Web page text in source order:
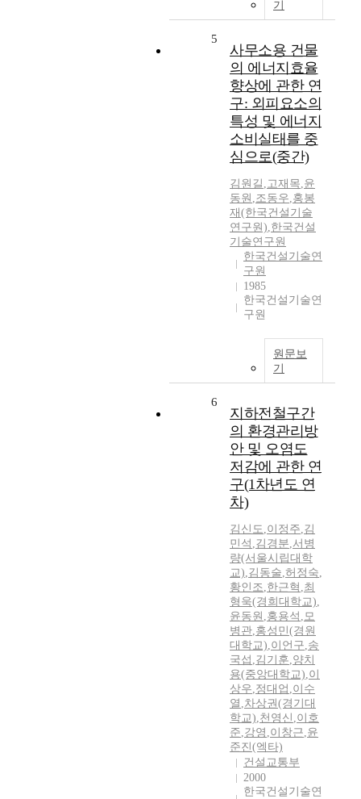
기
5
사무소용 건물
의 에너지효율
향상에 관한 연
구: 외피요소의
특성 및 에너지
소비실태를 중
심으로(중간)
김원길 ,고재목,윤
동원 ,조동우,홍봉
재(한국건설기술
연구원),한국건설
기술연구원
한국건설기술연
구원
1985
한국건설기술연
구원
원문보
기
6
지하전철구간
의 환경관리방
안 및 오염도
저감에 관한 연
구(1차년도 연
차)
김신도,이정주,김
민석 ,김경분,서병
량(서울시립대학
교),김동술,허정숙,
황인조,한근혁 ,최
형욱(경희대학교),
윤동원 ,홍용석 ,모
병관,홍성민(경원
대학교),이언구,송
국섭 ,김기훈,양치
용(중앙대학교),이
상우,정대업 ,이수
열 ,차상권(경기대
학교),천영신 ,이호
준,강영 ,이창근,윤
준진(엑타)
건설교통부
2000
한국건설기술연